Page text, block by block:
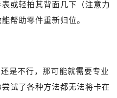
或轻拍其背面几下（注意力
帮助零件重新归位。
是不行，那可能就需要专业
试了各种方法都无法将卡在